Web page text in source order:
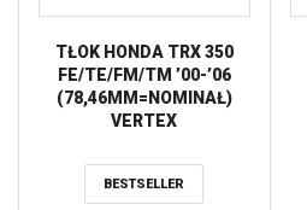
TŁOK HONDA TRX 350
FE/TE/FM/TM ’00-’06
(78,46MM=NOMINAŁ)
VERTEX
BESTSELLER